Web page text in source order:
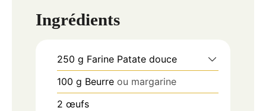
Ingrédients
250 g Farine Patate douce
100 g Beurre ou margarine
2 œufs